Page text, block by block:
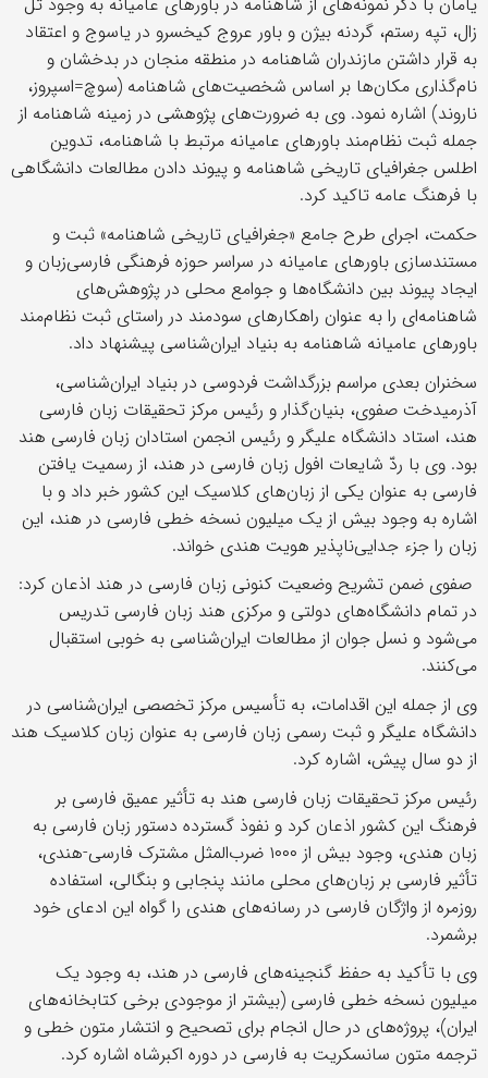
زال، تپه رستم، گردنه بیژن و باور عروج کیخسرو در یاسوج و اعتقاد
به قرار داشتن مازندران شاهنامه در منطقه منجان در بدخشان و
نام‌گذاری مکان‌ها بر اساس شخصیت‌های شاهنامه (سوچ=اسپروز،
ناروند) اشاره نمود. وی به ضرورت‌های پژوهشی در زمینه شاهنامه از
جمله ثبت نظام‌مند باورهای عامیانه مرتبط با شاهنامه، تدوین
اطلس جغرافیای تاریخی شاهنامه و پیوند دادن مطالعات دانشگاهی
با فرهنگ عامه تاکید کرد.
حکمت، اجرای طرح جامع «جغرافیای تاریخی شاهنامه» ثبت و
مستندسازی باورهای عامیانه در سراسر حوزه فرهنگی فارسی‌زبان و
ایجاد پیوند بین دانشگاه‌ها و جوامع محلی در پژوهش‌های
شاهنامه‌ای را به عنوان راهکار‌های سودمند در راستای ثبت نظام‌مند
باورهای عامیانه شاهنامه به بنیاد ایران‌شناسی پیشنهاد داد.
سخنران بعدی مراسم بزرگداشت فردوسی در بنیاد ایران‌شناسی،
آذرمیدخت صفوی، بنیان‌گذار و رئیس مرکز تحقیقات زبان فارسی
هند، استاد دانشگاه علیگر و رئیس انجمن استادان زبان فارسی هند
بود. وی با ردّ شایعات افول زبان فارسی در هند، از رسمیت یافتن
فارسی به عنوان یکی از زبان‌های کلاسیک این کشور خبر داد و با
اشاره به وجود بیش از یک میلیون نسخه خطی فارسی در هند، این
زبان را جزء جدایی‌ناپذیر هویت هندی خواند.
صفوی ضمن تشریح وضعیت کنونی زبان فارسی در هند اذعان کرد:
در تمام دانشگاه‌های دولتی و مرکزی هند زبان فارسی تدریس
می‌شود و نسل جوان از مطالعات ایران‌شناسی به خوبی استقبال
می‌کنند.
وی از جمله این اقدامات، به تأسیس مرکز تخصصی ایران‌شناسی در
دانشگاه علیگر و ثبت رسمی زبان فارسی به عنوان زبان کلاسیک هند
از دو سال پیش، اشاره کرد.
رئیس مرکز تحقیقات زبان فارسی هند به تأثیر عمیق فارسی بر
فرهنگ این کشور اذعان کرد و نفوذ گسترده دستور زبان فارسی به
زبان هندی، وجود بیش از ۱۰۰۰ ضرب‌المثل مشترک فارسی-هندی،
تأثیر فارسی بر زبان‌های محلی مانند پنجابی و بنگالی، استفاده
روزمره از واژگان فارسی در رسانه‌های هندی را گواه این ادعای خود
برشمرد.
وی با تأکید به حفظ گنجینه‌های فارسی در هند، به وجود یک
میلیون نسخه خطی فارسی (بیشتر از موجودی برخی کتابخانه‌های
ایران)، پروژه‌های در حال انجام برای تصحیح و انتشار متون خطی و
ترجمه متون سانسکریت به فارسی در دوره اکبرشاه اشاره کرد.